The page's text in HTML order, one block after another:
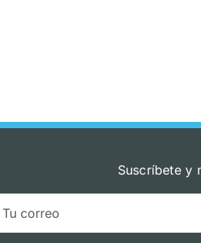
Suscríbete y